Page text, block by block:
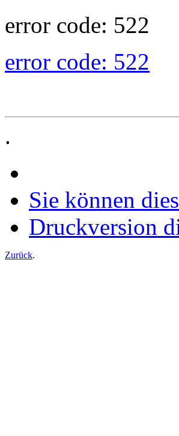
error code: 522
error code: 522
.
Sie können
Druckversion
Zurück.